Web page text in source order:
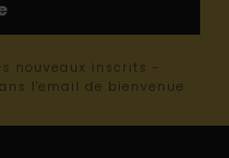
nouveaux inscrits -
l'email de bienvenue